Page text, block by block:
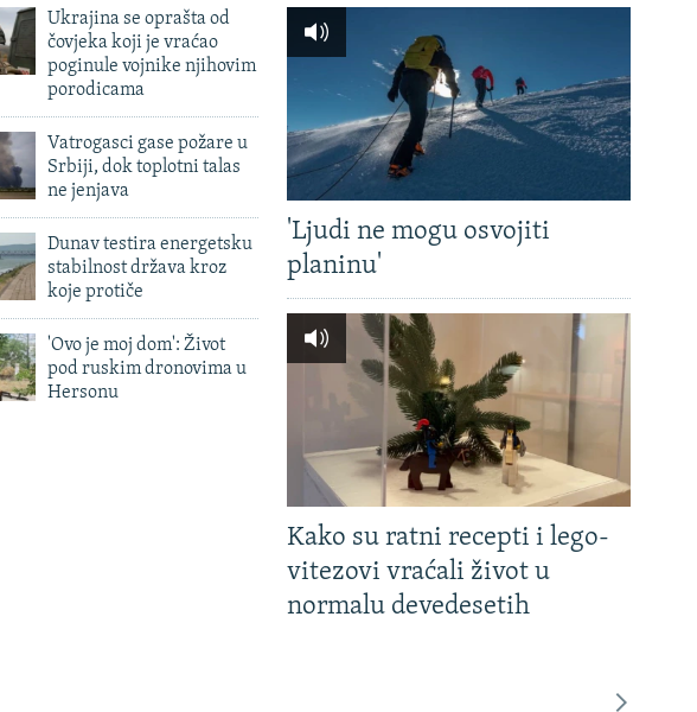
Ukrajina se oprašta od
čovjeka koji je vraćao
poginule vojnike njihovim
porodicama
Vatrogasci gase požare u
Srbiji, dok toplotni talas
ne jenjava
Dunav testira energetsku
stabilnost država kroz
koje protiče
'Ovo je moj dom': Život
pod ruskim dronovima u
Hersonu
'Ljudi ne mogu osvojiti
planinu'
Kako su ratni recepti i lego-
vitezovi vraćali život u
normalu devedesetih